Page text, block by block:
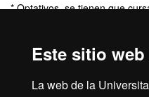
Este sitio
La web de la
* Optativos, se tienen que
OB: Obligatorios